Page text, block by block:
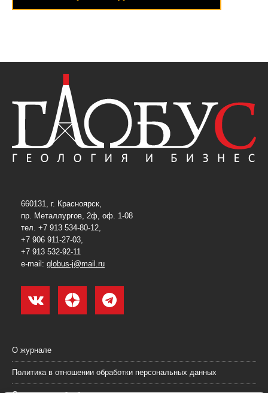
660131, г. Красноярск,
пр. Металлургов, 2ф, оф. 1-08
тел. +7 913 534-80-12,
+7 906 911-27-03,
+7 913 532-92-11
e-mail: globus-j@mail.ru
О журнале
Политика в отношении обработки персональных данных